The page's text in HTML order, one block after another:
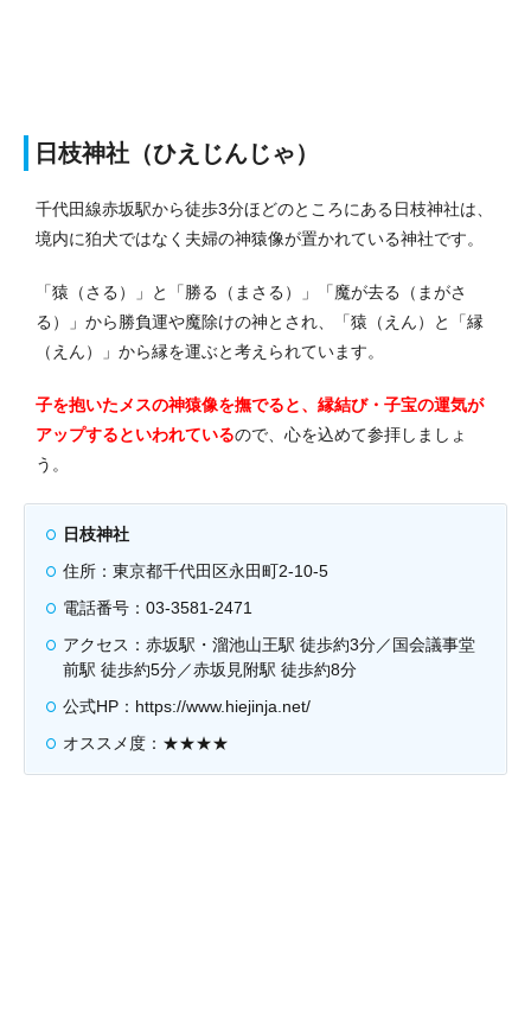
日枝神社（ひえじんじゃ）
千代田線赤坂駅から徒歩3分ほどのところにある日枝神社は、
境内に狛犬ではなく夫婦の神猿像が置かれている神社です。
「猿（さる）」と「勝る（まさる）」「魔が去る（まがさ
る）」から勝負運や魔除けの神とされ、「猿（えん）と「縁
（えん）」から縁を運ぶと考えられています。
子を抱いたメスの神猿像を撫でると、縁結び・子宝の運気が
アップするといわれているので、心を込めて参拝しましょ
う。
日枝神社
住所：東京都千代田区永田町2-10-5
電話番号：03-3581-2471
アクセス：赤坂駅・溜池山王駅 徒歩約3分／国会議事堂
前駅 徒歩約5分／赤坂見附駅 徒歩約8分
公式HP：https://www.hiejinja.net/
オススメ度：★★★★